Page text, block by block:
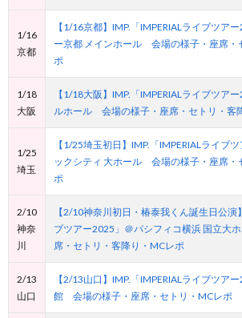
1/16
京都
【1/16京都】IMP.「IMPERIALライブツア
ー京都 メインホール 会場の様子・座席・
ポ
1/18
大阪
【1/18大阪】IMP.「IMPERIALライブツア
ルホール 会場の様子・座席・セトリ・客
1/25
埼玉
【1/25埼玉初日】IMP.「IMPERIALライブ
ックシティ 大ホール 会場の様子・座席・
ポ
2/10
神奈
川
【2/10神奈川初日・椿泰我くん誕生日公演
ブツアー2025」＠パシフィコ横浜 国立大
席・セトリ・客降り・MCレポ
2/13
山口
【2/13山口】IMP.「IMPERIALライブツア
館 会場の様子・座席・セトリ・MCレポ